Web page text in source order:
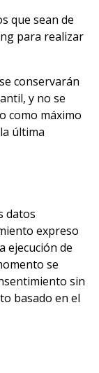
que sean de
para realizar
conservarán
y no se
como máximo
última
datos
expreso
ejecución de
se
sin
basado en el